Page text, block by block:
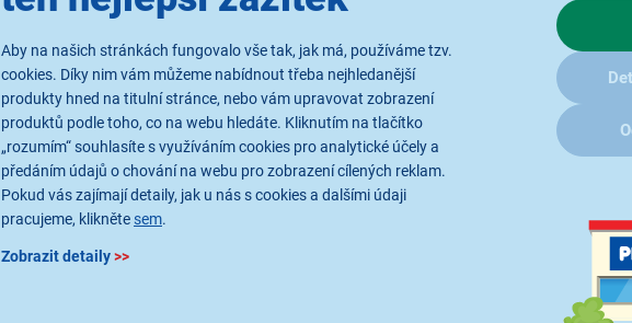
Aby na našich stránkách fungovalo vše tak, jak má, používáme tzv.
cookies. Díky nim vám můžeme nabídnout třeba nejhledanější
produkty hned na titulní stránce, nebo vám upravovat zobrazení
produktů podle toho, co na webu hledáte. Kliknutím na tlačítko
„rozumím“ souhlasíte s využíváním cookies pro analytické účely a
předáním údajů o chování na webu pro zobrazení cílených reklam.
Pokud vás zajímají detaily, jak u nás s cookies a dalšími údaji
pracujeme, klikněte sem.
Zobrazit detaily>>
mAh, IP65, barva černá/modrá
Skladem 1 ks.
U Vás již od 17.8.
Odběr do 15 minut
na 1 prodejně
2 499 Kč
mAh, IP65, barva černá
Skladem 3 ks.
U Vás již od 17.8.
Odběr do 15 minut
na 1 prodejně
2 499 Kč
kompatibilita
češtině,
mAh, IP65,
U Vás